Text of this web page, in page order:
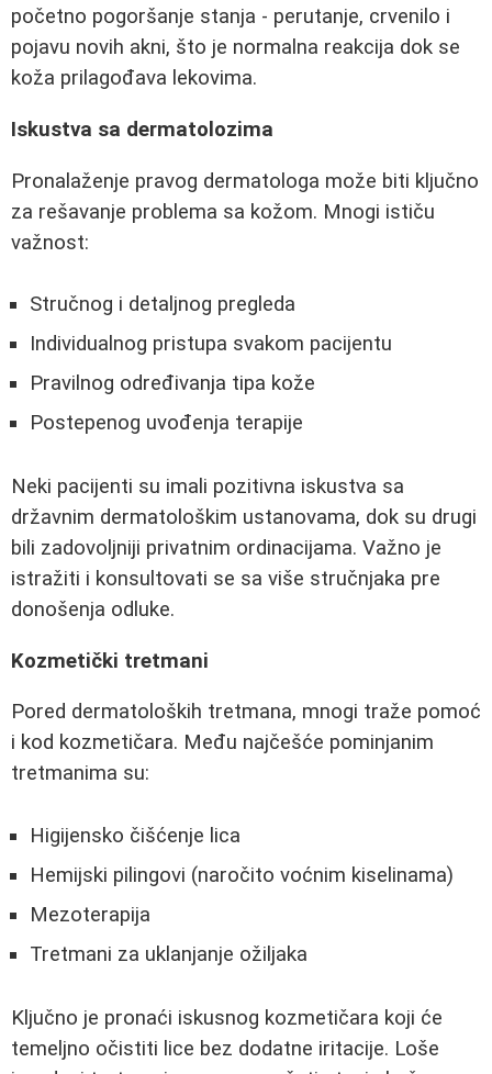
početno pogoršanje stanja - perutanje, crvenilo i
pojavu novih akni, što je normalna reakcija dok se
koža prilagođava lekovima.
Iskustva sa dermatolozima
Pronalaženje pravog dermatologa može biti ključno
za rešavanje problema sa kožom. Mnogi ističu
važnost:
Stručnog i detaljnog pregleda
Individualnog pristupa svakom pacijentu
Pravilnog određivanja tipa kože
Postepenog uvođenja terapije
Neki pacijenti su imali pozitivna iskustva sa
državnim dermatološkim ustanovama, dok su drugi
bili zadovoljniji privatnim ordinacijama. Važno je
istražiti i konsultovati se sa više stručnjaka pre
donošenja odluke.
Kozmetički tretmani
Pored dermatoloških tretmana, mnogi traže pomoć
i kod kozmetičara. Među najčešće pominjanim
tretmanima su:
Higijensko čišćenje lica
Hemijski pilingovi (naročito voćnim kiselinama)
Mezoterapija
Tretmani za uklanjanje ožiljaka
Ključno je pronaći iskusnog kozmetičara koji će
temeljno očistiti lice bez dodatne iritacije. Loše